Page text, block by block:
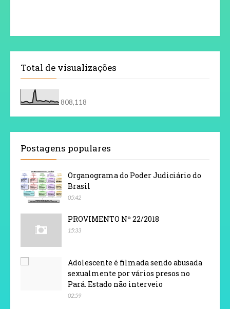
Total de visualizações
808,118
Postagens populares
Organograma do Poder Judiciário do
Brasil
05:42
PROVIMENTO Nº 22/2018
15:33
Adolescente é filmada sendo abusada
sexualmente por vários presos no
Pará. Estado não interveio
02:59